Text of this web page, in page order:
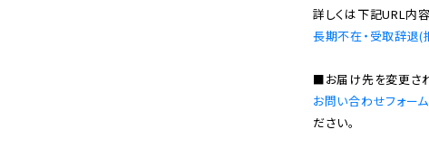
長期不在・受取辞退(
お問い合わせフォーム
ださい。